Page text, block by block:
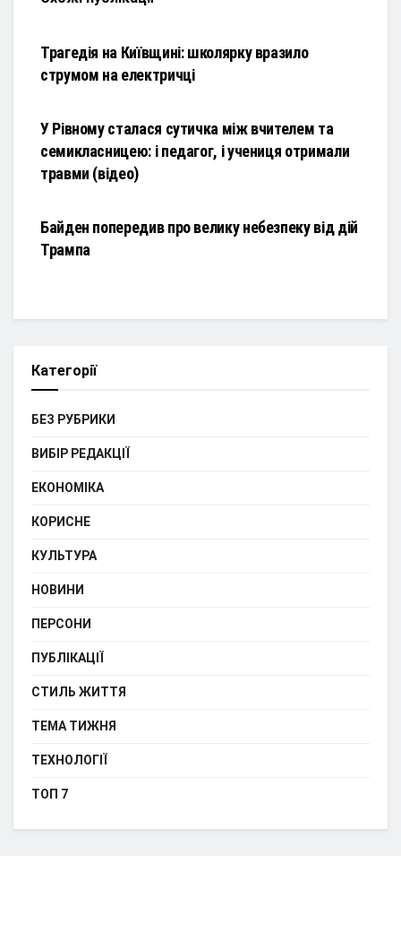
Трагедія на Київщині: школярку вразило
струмом на електричці
У Рівному сталася сутичка між вчителем та
семикласницею: і педагог, і учениця отримали
травми (відео)
Байден попередив про велику небезпеку від дій
Трампа
Категорії
БЕЗ РУБРИКИ
ВИБІР РЕДАКЦІЇ
ЕКОНОМІКА
КОРИСНЕ
КУЛЬТУРА
НОВИНИ
ПЕРСОНИ
ПУБЛІКАЦІЇ
СТИЛЬ ЖИТТЯ
ТЕМА ТИЖНЯ
ТЕХНОЛОГІЇ
ТОП 7